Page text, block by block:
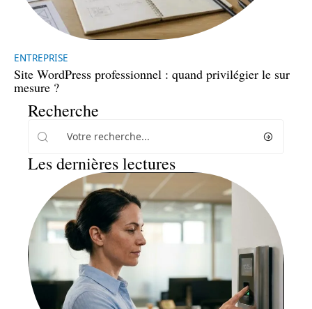
ENTREPRISE
Site WordPress professionnel : quand privilégier le sur
mesure ?
Recherche
Les dernières lectures